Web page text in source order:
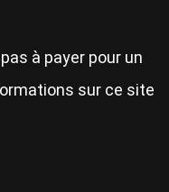
à payer pour un
sur ce site